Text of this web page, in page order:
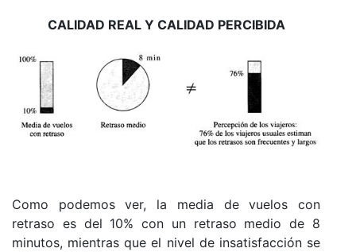
CALIDAD REAL Y CALIDAD PERCIBIDA
Como podemos ver, la media de vuelos con
retraso es del 10% con un retraso medio de 8
minutos, mientras que el nivel de insatisfacción se